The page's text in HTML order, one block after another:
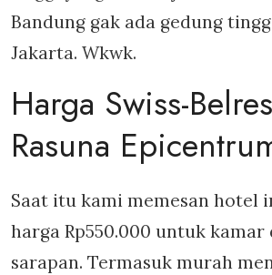
Bandung gak ada gedung
Jakarta. Wkwk.
Harga Swiss-
Rasuna
Saat itu kami memesan hotel
harga Rp550.000 untuk kamar
sarapan. Termasuk murah